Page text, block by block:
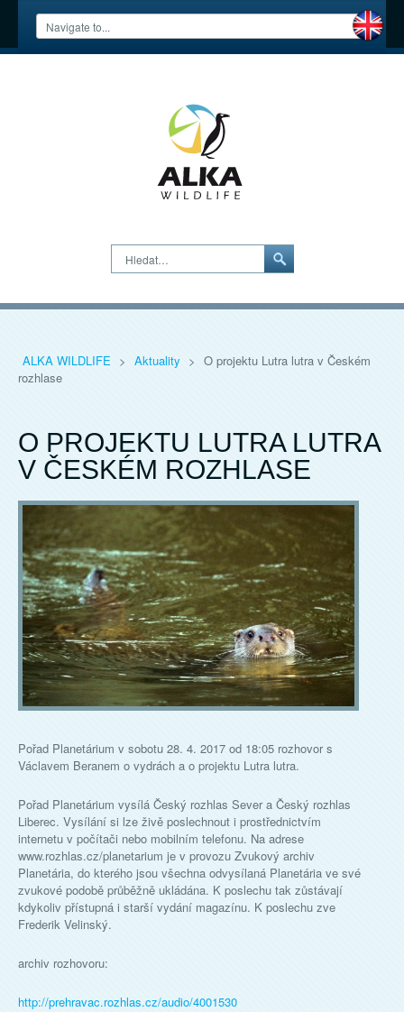
Hledat…
ALKA WILDLIFE > Aktuality > O projektu Lutra lutra v Českém
rozhlase
O PROJEKTU LUTRA LUTRA
V ČESKÉM ROZHLASE
Pořad Planetárium v sobotu 28. 4. 2017 od 18:05 rozhovor s
Václavem Beranem o vydrách a o projektu Lutra lutra.
Pořad Planetárium vysílá Český rozhlas Sever a Český rozhlas
Liberec. Vysílání si lze živě poslechnout i prostřednictvím
internetu v počítači nebo mobilním telefonu. Na adrese
www.rozhlas.cz/planetarium je v provozu Zvukový archiv
Planetária, do kterého jsou všechna odvysílaná Planetária ve své
zvukové podobě průběžně ukládána. K poslechu tak zůstávají
kdykoliv přístupná i starší vydání magazínu. K poslechu zve
Frederik Velinský.
archiv rozhovoru:
http://prehravac.rozhlas.cz/audio/4001530